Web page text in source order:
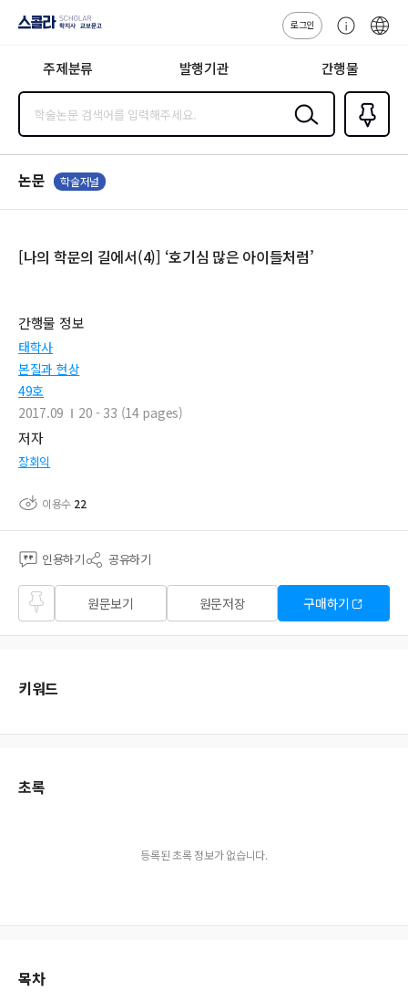
지사·교보문고
로그인
센
주제분류 발행기관 간행물
검색
즐겨찾
기0
논문 학술저널
[나의 학문의 길에서(4)] ‘호기심 많은 아이들처럼’
간행물 정보
태학사
본질과 현상
49호
2017.09
20 - 33 (14 pages)
저자
장회익
이용수 22
인용하기 공유하기
즐겨
찾기
원문보기 원문저장 구매하기
키워드
초록
등록된 초록 정보가 없습니다.
목차